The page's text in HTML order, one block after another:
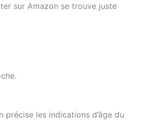
sur Amazon se trouve juste
précise les indications d’âge du